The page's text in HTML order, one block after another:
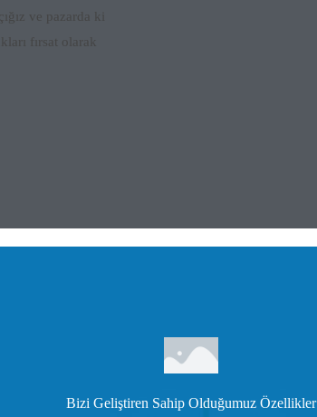
ve pazarda ki
fırsat olarak
Bizi Geliştiren Sahip Olduğumuz Özellikler